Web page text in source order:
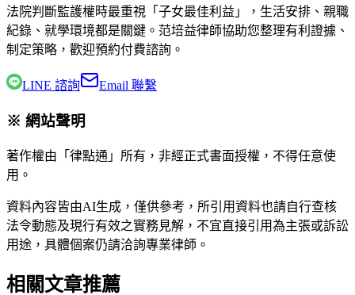
法院判斷監護權時最重視「子女最佳利益」，生活安排、親職
紀錄、就學環境都是關鍵。 范培益律師協助您整理有利證據、
制定策略，歡迎預約付費諮詢。
LINE 諮詢 Email 聯繫
※ 網站聲明
著作權由「律點通」所有，非經正式書面授權，不得任意使
用。
資料內容皆由AI生成，僅供參考，所引用資料也請自行查核
法令動態及現行有效之實務見解，不宜直接引用為主張或訴訟
用途，具體個案仍請洽詢專業律師。
相關文章推薦